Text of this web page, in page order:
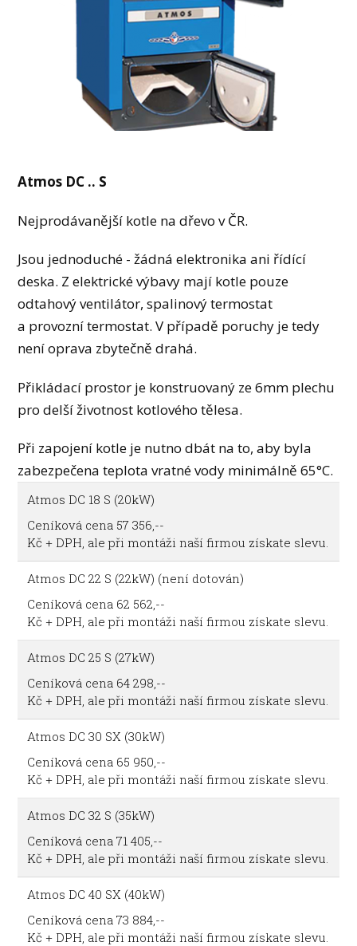
Atmos DC .. S
Nejprodávanější kotle na dřevo v ČR.
Jsou jednoduché - žádná elektronika ani řídící
deska. Z elektrické výbavy mají kotle pouze
odtahový ventilátor, spalinový termostat
a provozní termostat. V případě poruchy je tedy
není oprava zbytečně drahá.
Přikládací prostor je konstruovaný ze 6mm plechu
pro delší životnost kotlového tělesa.
Při zapojení kotle je nutno dbát na to, aby byla
zabezpečena teplota vratné vody minimálně 65°C.
Atmos DC 18 S (20kW)
Ceníková cena 57 356,--
Kč + DPH, ale při montáži naší firmou získate slevu.
Atmos DC 22 S (22kW) (není dotován)
Ceníková cena 62 562,--
Kč + DPH, ale při montáži naší firmou získate slevu.
Atmos DC 25 S (27kW)
Ceníková cena 64 298,--
Kč + DPH, ale při montáži naší firmou získate slevu.
Atmos DC 30 SX (30kW)
Ceníková cena 65 950,--
Kč + DPH, ale při montáži naší firmou získate slevu.
Atmos DC 32 S (35kW)
Ceníková cena 71 405,--
Kč + DPH, ale při montáži naší firmou získate slevu.
Atmos DC 40 SX (40kW)
Ceníková cena 73 884,--
Kč + DPH, ale při montáži naší firmou získate slevu.